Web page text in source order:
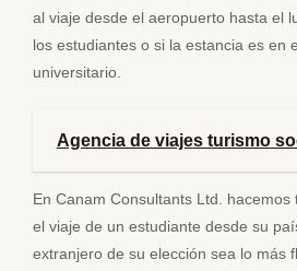
al viaje desde el aeropuerto hasta el
los estudiantes o si la estancia es en
universitario.
Agencia de viajes turismo
En Canam Consultants Ltd.
el viaje de un estudiante desde su
extranjero de su elección sea lo más